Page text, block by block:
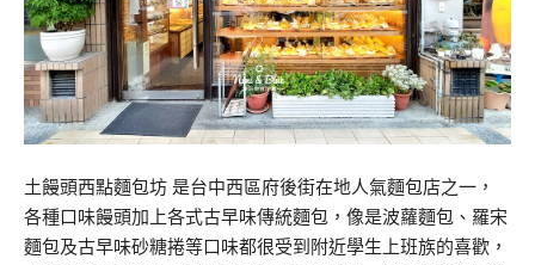
土饅頭西點麵包坊 是台中西區府後街在地人氣麵包店之一，
各種口味饅頭加上各式古早味傳統麵包，像是波蘿麵包、羅宋
麵包及古早味砂糖捲等口味都很受到附近學生上班族的喜歡，